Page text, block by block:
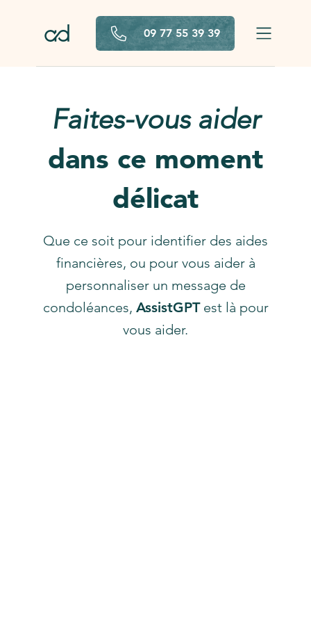
09 77 55 39 39
Faites-vous aider
dans ce moment
délicat
Que ce soit pour identifier des aides
financières, ou pour vous aider à
personnaliser un message de
condoléances, AssistGPTest là pour
vous aider.